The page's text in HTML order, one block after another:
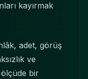
kayırmak
adet, görüş
ve
bir